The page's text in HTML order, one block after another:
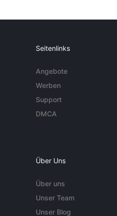
Seitenlinks
Angebote
Werben
Support
DMCA
Über Uns
Über uns
Unser Team
Unser Blog